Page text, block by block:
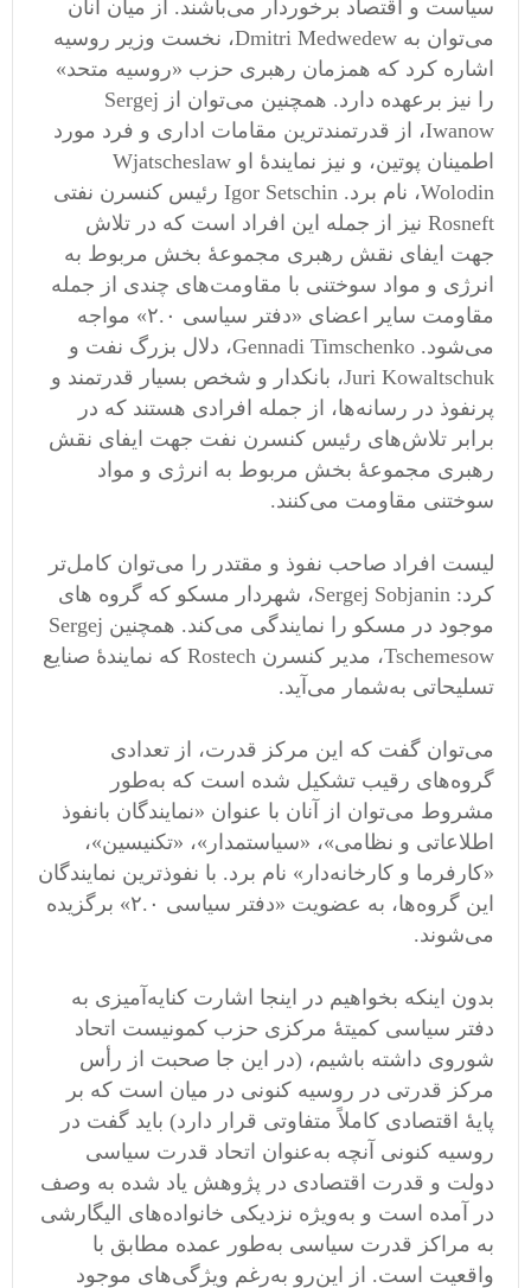
سیاست و اقتصاد برخوردار می‌باشند. از میان آنان
می‌توان به Dmitri Medwedew، نخست وزیر روسیه
اشاره کرد که همزمان رهبری حزب «روسیه متحد»
را نیز برعهده دارد. همچنین می‌توان از Sergej
Iwanow، از قدرتمندترین مقامات اداری و فرد مورد
اطمینان پوتین، و نیز نمایندهٔ او Wjatscheslaw
Wolodin، نام برد. Igor Setschin رئیس کنسرن نفتی
Rosneft نیز از جمله این افراد است که در تلاش
جهت ایفای نقش رهبری مجموعهٔ بخش مربوط به
انرژی و مواد سوختنی با مقاومت‌های چندی از جمله
مقاومت سایر اعضای «دفتر سیاسی ۲.۰» مواجه
می‌شود. Gennadi Timschenko، دلال بزرگ نفت و
Juri Kowaltschuk، بانکدار و شخص بسیار قدرتمند و
پرنفوذ در رسانه‌ها، از جمله افرادی هستند که در
برابر تلاش‌های رئیس کنسرن نفت جهت ایفای نقش
رهبری مجموعهٔ بخش مربوط به انرژی و مواد
سوختنی مقاومت می‌کنند.
لیست افراد صاحب نفوذ و مقتدر را می‌توان کامل‌تر
کرد: Sergej Sobjanin، شهردار مسکو که گروه های
موجود در مسکو را نمایندگی می‌کند. همچنین Sergej
Tschemesow، مدیر کنسرن Rostech که نمایندهٔ صنایع
تسلیحاتی به‌شمار می‌آید.
می‌توان گفت که این مرکز قدرت، از تعدادی
گروه‌های رقیب تشکیل شده است که به‌طور
مشروط می‌توان از آنان با عنوان «نمایندگان بانفوذ
اطلاعاتی و نظامی»، «سیاستمدار»، «تکنیسین»،
«کارفرما و کارخانه‌دار» نام برد. با نفوذترین نمایندگان
این گروه‌ها‌، به عضویت «دفتر سیاسی ۲.۰» برگزیده
می‌شوند.
بدون اینکه بخواهیم در اینجا اشارت کنایه‌آمیزی به
دفتر سیاسی کمیتهٔ مرکزی حزب کمونیست اتحاد
شوروی داشته باشیم، (در این جا صحبت از رأس
مرکز قدرتی در روسیه کنونی در میان است که بر
پایهٔ اقتصادی کاملاً متفاوتی قرار دارد) باید گفت در
روسیه کنونی آنچه به‌عنوان اتحاد قدرت سیاسی
دولت و قدرت اقتصادی در پژوهش یاد شده به وصف
در آمده است و به‌ویژه نزدیکی خانواده‌های الیگارشی
به مراکز قدرت سیاسی به‌طور عمده مطابق با
واقعیت است. از این‌رو به‌رغم ویژگی‌های موجود